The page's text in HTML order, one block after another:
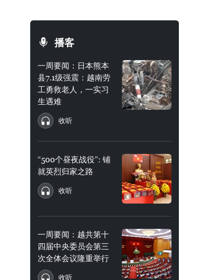
播客
一周要闻：日本熊本
县7.1级强震：越南劳
工勇救老人，一实习
生遇难
收听
“500个昼夜战役”: 铺
就英烈归家之路
收听
一周要闻：越共第十
四届中央委员会第三
次全体会议隆重举行
收听